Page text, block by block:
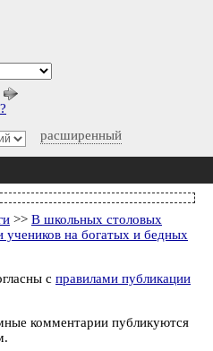
расширенный
>> В школьных столовых
учеников на богатых и бедных
с правилами публикации
комментарии публикуются